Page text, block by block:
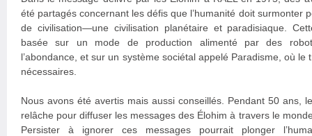
été partagés concernant les défis que l’humanité doit surmonter
de civilisation—une civilisation planétaire et paradisiaque.
basée sur un mode de production alimenté par des
l’abondance, et sur un système sociétal appelé Paradisme, où le
nécessaires.
Nous avons été avertis mais aussi conseillés. Pendant 50 ans,
relâche pour diffuser les messages des Élohim à travers le
Persister à ignorer ces messages pourrait plonger